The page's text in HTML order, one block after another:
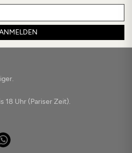
18 Uhr (Pariser Zeit).